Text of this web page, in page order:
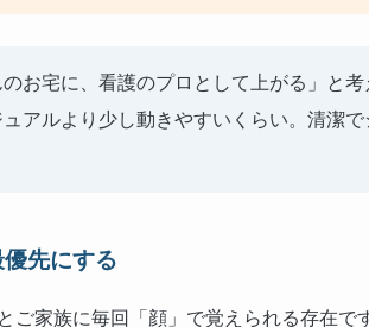
のお宅に、看護のプロとして上がる」と
アルより少し動きやすいくらい。清潔
先にする
ご家族に毎回「顔」で覚えられる存在です